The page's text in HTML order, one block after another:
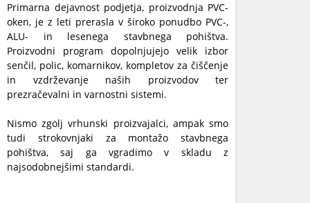
Primarna dejavnost podjetja, proizvodnja PVC-
oken, je z leti prerasla v široko ponudbo PVC-,
ALU- in lesenega stavbnega pohištva.
Proizvodni program dopolnjujejo velik izbor
senčil, polic, komarnikov, kompletov za čiščenje
in vzdrževanje naših proizvodov ter
prezračevalni in varnostni sistemi.
Nismo zgolj vrhunski proizvajalci, ampak smo
tudi strokovnjaki za montažo stavbnega
pohištva, saj ga vgradimo v skladu z
najsodobnejšimi standardi.